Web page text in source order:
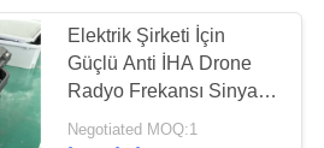
Elektrik Şirketi İçin
Güçlü Anti İHA Drone
Radyo Frekansı Sinyal
Jammer
Negotiated MOQ:1